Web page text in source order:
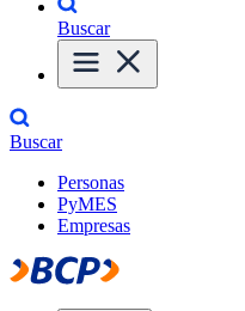
Buscar
Buscar
Personas
PyMES
Empresas